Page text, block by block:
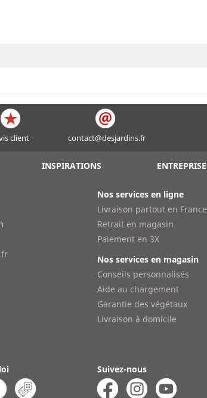
client contact@desjardins.fr
INSPIRATIONS ENTREPRISE
Nos services en ligne
Livraison partout en France
Retrait en magasin
Paiement en 3X
Nos services en magasin
Conseils personnalisés
Aide au chargement
Garantie des végétaux
Livraison à domicile
Suivez-nous